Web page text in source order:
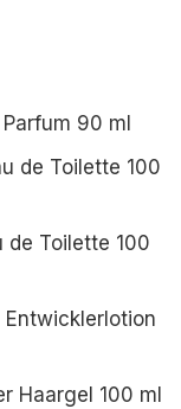
90 ml
de Toilette 100
de Toilette 100
Haargel 100 ml